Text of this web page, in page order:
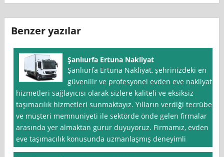
Benzer yazılar
Şanlıurfa Ertuna Nakliyat
Şanlıurfa Ertuna Nakliyat, şehrinizdeki en
güvenilir ve profesyonel evden eve nakliyat
hizmetleri sağlayıcısı olarak sizlere kaliteli ve eksiksiz
taşımacılık hizmetleri sunmaktayız. Yılların verdiği tecrübe
ve müşteri memnuniyeti ile sektörde önde gelen firmalar
arasında yer almaktan gurur duyuyoruz. Firmamız, evden
eve taşımacılık konusunda uzmanlaşmış deneyimli